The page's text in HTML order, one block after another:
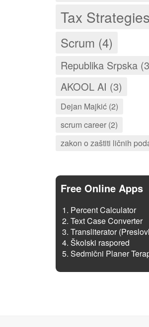
Tax
Scrum (4)
Republika Srpska
AKOOL AI (3)
Dejan Majkić (2)
scrum career (2)
zakon o zaštiti ličnih
Free Online Apps
Percent Calculator
Text Case Converter
Transliterator
Školski raspored
Sedmični Planer